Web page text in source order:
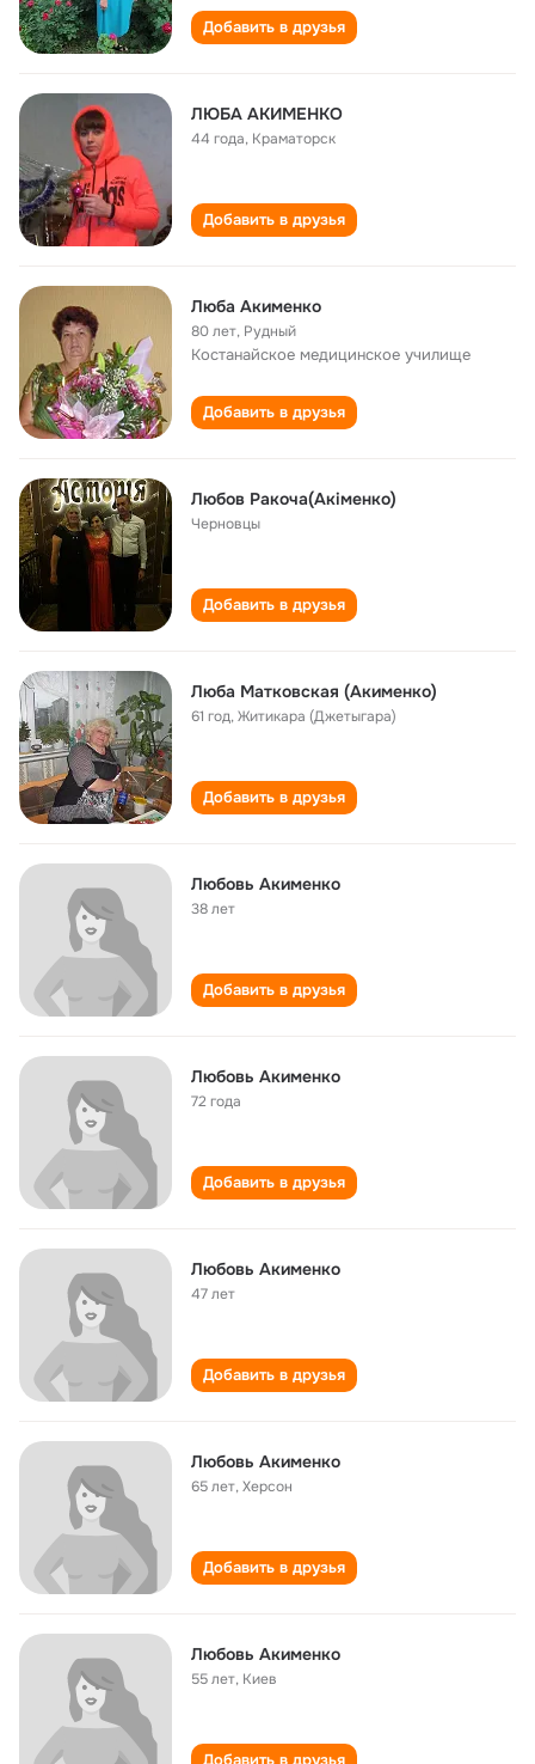
Добавить в друзья
ЛЮБА АКИМЕНКО
44 года, Краматорск
Добавить в друзья
Люба Акименко
80 лет, Рудный
Костанайское медицинское училище
Добавить в друзья
Любов Ракоча(Акіменко)
Черновцы
Добавить в друзья
Люба Матковская (Акименко)
61 год,Житикара (Джетыгара)
Добавить в друзья
Любовь Акименко
38 лет
Добавить в друзья
Любовь Акименко
72 года
Добавить в друзья
Любовь Акименко
47 лет
Добавить в друзья
Любовь Акименко
65 лет,Херсон
Добавить в друзья
Любовь Акименко
55 лет, Киев
Добавить в друзья